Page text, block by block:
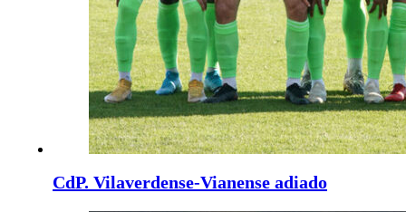
CdP. Vilaverdense-Vianense adiado